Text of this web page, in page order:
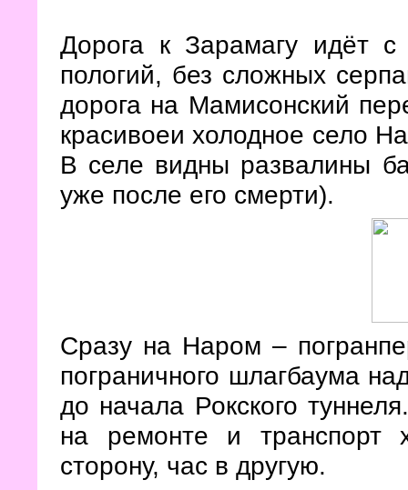
Дорога к Зарамагу идёт
пологий, без сложных
дорога на Мамисонский
красивоеи холодное село
В селе видны развалины
уже после его смерти).
Сразу на Наром –
пограничного шлагбаума
до начала Рокского
на ремонте и транспорт
сторону, час в другую.